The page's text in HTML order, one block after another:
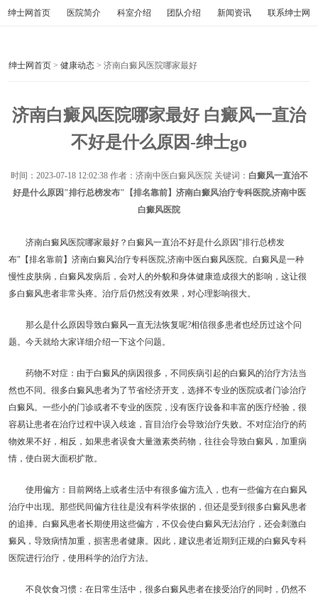
绅士网首页 医院简介 科室介绍 团队介绍 新闻资讯 联系绅士网
绅士网首页 > 健康动态 > 济南白癜风医院哪家最好
济南白癜风医院哪家最好 白癜风一直治
不好是什么原因-绅士go
时间： 2023-07-18 12:02:38作者：济南中医白癜风医院 关键词： 白癜风一直治不
好是什么原因"排行总榜发布"【排名靠前】济南白癜风治疗专科医院,济南中医
白癜风医院
济南白癜风医院哪家最好？白癜风一直治不好是什么原因"排行总榜发
布"【排名靠前】济南白癜风治疗专科医院,济南中医白癜风医院。白癜风是一种
慢性皮肤病，白癜风发病后，会对人的外貌和身体健康造成很大的影响，这让很
多白癜风患者非常头疼。治疗后仍然没有效果，对心理影响很大。
那么是什么原因导致白癜风一直无法恢复呢?相信很多患者也经历过这个问
题。今天就给大家详细介绍一下这个问题。
药物不对症：由于白癜风的病因很多，不同疾病引起的白癜风的治疗方法当
然也不同。很多白癜风患者为了节省经济开支，选择不专业的医院或者门诊治疗
白癜风。一些小的门诊或者不专业的医院，没有医疗设备和丰富的医疗经验，很
容易让患者在治疗过程中误入歧途，盲目治疗会导致治疗失败。不对症治疗的药
物效果不好，相反，如果患者误食大量激素类药物，往往会导致白癜风，加重病
情，使白斑大面积扩散。
使用偏方：目前网络上或者生活中有很多偏方流入，也有一些偏方在白癜风
治疗中出现。那些民间偏方往往是没有科学依据的，但还是受到很多白癜风患者
的追捧。白癜风患者长期使用这些偏方，不仅会使白癜风无法治疗，还会刺激白
癜风，导致病情加重，损害患者健康。因此，建议患者近期到正规的白癜风专科
医院进行治疗，使用科学的治疗方法。
不良饮食习惯：在日常生活中，很多白癜风患者在接受治疗的同时，仍然不